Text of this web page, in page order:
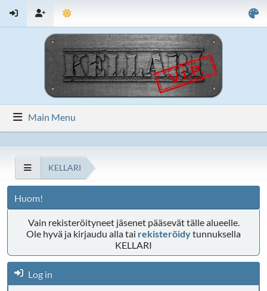
Main Menu
KELLARI
Huom!
Vain rekisteröityneet jäsenet pääsevät tälle alueelle.
Ole hyvä ja kirjaudu alla tai rekisteröidytunnuksella
KELLARI
Log in